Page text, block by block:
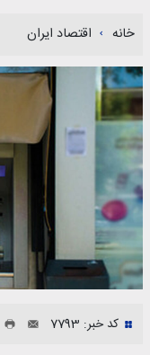
خانه اقتصاد ایران
کد خبر: 7793